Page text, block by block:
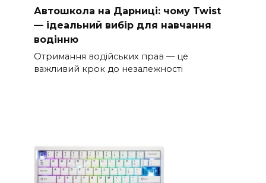
Автошкола на Дарниці: чому Twist
— ідеальний вибір для навчання
водінню
Отримання водійських прав — це
важливий крок до незалежності